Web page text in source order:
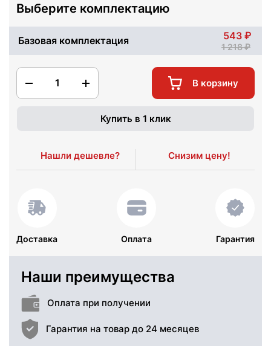
Выберите комплектацию
Базовая комплектация 543
1 218
1 В корзину
Купить в 1 клик
Нашли дешевле? Снизим цену!
Доставка Оплата Гарантия
Наши преимущества
Оплата при получении
Гарантия на товар до 24 месяцев